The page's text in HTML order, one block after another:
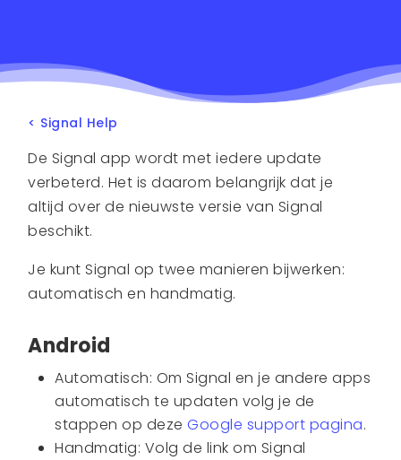
< Signal Help
De Signal app wordt met iedere update
verbeterd. Het is daarom belangrijk dat je
altijd over de nieuwste versie van Signal
beschikt.
Je kunt Signal op twee manieren bijwerken:
automatisch en handmatig.
Android
Automatisch: Om Signal en je andere apps
automatisch te updaten volg je de
stappen op dezeGoogle support pagina.
Handmatig: Volg de link om Signal